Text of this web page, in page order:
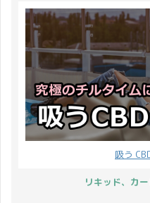
る成分が違うと、それぞ
れに合った金額で販売さ
れているので ...
吸う
リキッド、カ